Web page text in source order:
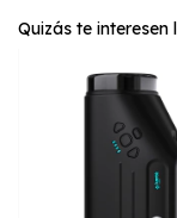
Quizás te